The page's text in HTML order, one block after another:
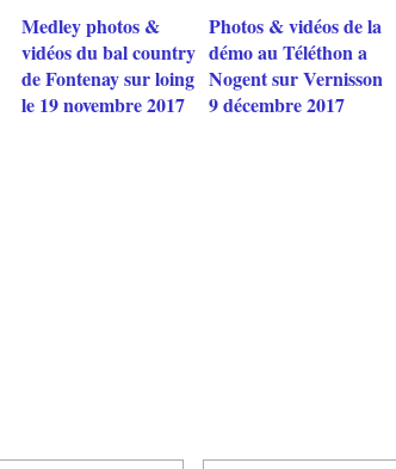
Medley photos &
vidéos du bal country
de Fontenay sur loing
le 19 novembre 2017
Photos & vidéos de la
démo au Téléthon a
Nogent sur Vernisson
9 décembre 2017